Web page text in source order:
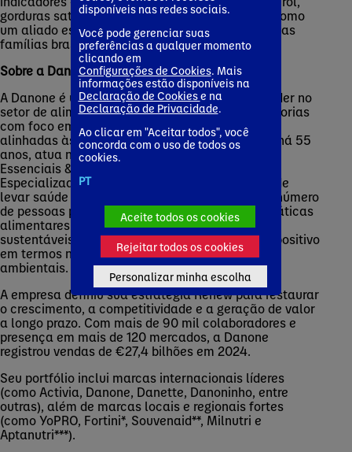
gorduras saturadas e trans —, consolidando-se como
um aliado estratégico para a rotina nutricional das
famílias brasileiras.
Sobre a Danone (www.danone.com):
A Danone é uma empresa centenária global e líder no
setor de alimentos e bebidas, atuando em categorias
com foco em saúde, crescimento acelerado e
alinhadas às tendências de consumo. No Brasil há 55
anos, atua nas categorias de Produtos Lácteos
Essenciais & à Base de Plantas, e Nutrição
Especializada. Com uma missão de longa data de
levar saúde por meio da alimentação ao maior número
de pessoas possível, a Danone busca inspirar práticas
alimentares e de consumo mais saudáveis e
sustentáveis, comprometendo-se com impacto positivo
em termos nutricionais, sociais, societais e
ambientais.
A empresa definiu sua estratégiaRenewpara restaurar
o crescimento, a competitividade e a geração de valor
a longo prazo. Com mais de 90 mil colaboradores e
presença em mais de 120 mercados, a Danone
registrou vendas de €27,4 bilhões em 2024.
Seu portfólio inclui marcas internacionais líderes
(como Activia, Danone, Danette, Danoninho, entre
outras), além de marcas locais e regionais fortes
(comoYoPRO, Fortini*, Souvenaid**, Milnutri e
Aptanutri***).
disponíveis nas redes sociais.
Você pode gerenciar suas
preferências a qualquer momento
clicando em
Configurações de Cookies . Mais
informações estão disponíveis na
Declaração de Cookiese na
Declaração de Privacidade
Ao clicar em "Aceitar todos", você
concorda com o uso de todos os
cookies.
PT
Aceite todos os cookies
Rejeitar todos os cookies
Personalizar minha escolha